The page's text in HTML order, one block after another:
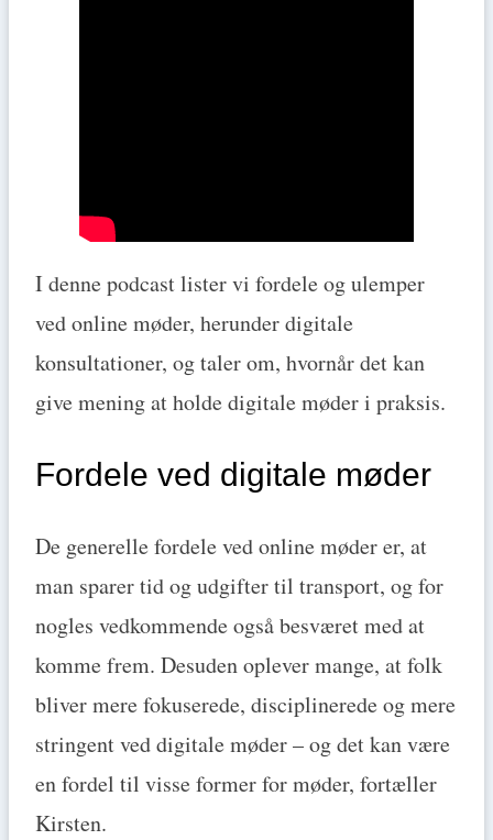
I denne podcast lister vi fordele og ulemper
ved online møder, herunder digitale
konsultationer, og taler om, hvornår det kan
give mening at holde digitale møder i praksis.
Fordele ved digitale møder
De generelle fordele ved online møder er, at
man sparer tid og udgifter til transport, og for
nogles vedkommende også besværet med at
komme frem. Desuden oplever mange, at folk
bliver mere fokuserede, disciplinerede og mere
stringent ved digitale møder – og det kan være
en fordel til visse former for møder, fortæller
Kirsten.